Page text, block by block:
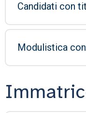
Candidati con
Modulistica